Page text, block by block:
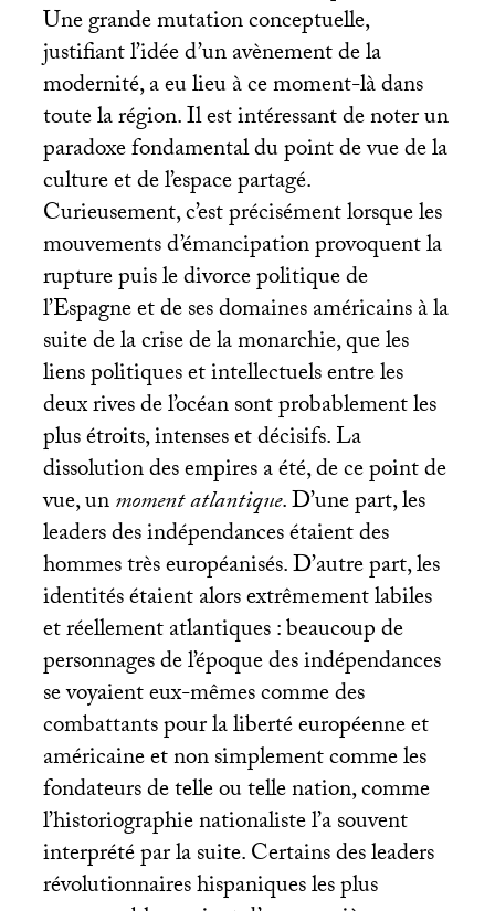
Une grande mutation conceptuelle,
justifiant l’idée d’un avènement de la
modernité, a eu lieu à ce moment-là dans
toute la région. Il est intéressant de noter un
paradoxe fondamental du point de vue de la
culture et de l’espace partagé.
Curieusement, c’est précisément lorsque les
mouvements d’émancipation provoquent la
rupture puis le divorce politique de
l’Espagne et de ses domaines américains à la
suite de la crise de la monarchie, que les
liens politiques et intellectuels entre les
deux rives de l’océan sont probablement les
plus étroits, intenses et décisifs. La
dissolution des empires a été, de ce point de
vue, unmoment atlantique. D’une part, les
leaders des indépendances étaient des
hommes très européanisés. D’autre part, les
identités étaient alors extrêmement labiles
et réellement atlantiques : beaucoup de
personnages de l’époque des indépendances
se voyaient eux-mêmes comme des
combattants pour la liberté européenne et
américaine et non simplement comme les
fondateurs de telle ou telle nation, comme
l’historiographie nationaliste l’a souvent
interprété par la suite. Certains des leaders
révolutionnaires hispaniques les plus